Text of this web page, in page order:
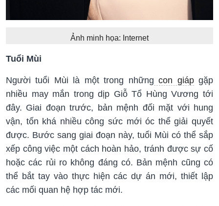
Ảnh minh họa: Internet
Tuổi Mùi
Người tuổi Mùi là một trong những con giápgặp
nhiều may mắn trong dịp Giỗ Tổ Hùng Vương tới
đây. Giai đoạn trước, bản mệnh đối mặt với hung
vận, tốn khá nhiều công sức mới óc thể giải quyết
được. Bước sang giai đoạn này, tuổi Mùi có thể sắp
xếp công việc một cách hoàn hảo, tránh được sự cố
hoặc các rủi ro không đáng có. Bản mệnh cũng có
thể bắt tay vào thực hiện các dự án mới, thiết lập
các mối quan hệ hợp tác mới.